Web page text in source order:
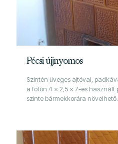
Pécsi újjnyomos
Szintén üveges ajtóval,
a fotón 4 x 2,5 x 7-es használt
szinte bármekkorára növelhető.